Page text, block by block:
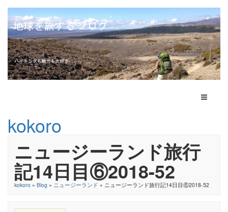
Toggle
kokoro
ニュージーランド旅行
記14日目⑥2018-52
kokoro » Blog » ニュージーランド » ニュージーランド旅行記14日目⑥2018-52